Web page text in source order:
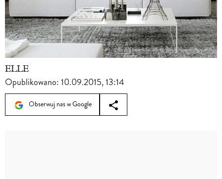
ELLE
Opublikowano:10.09.2015, 13:14
Obserwuj nas w Google